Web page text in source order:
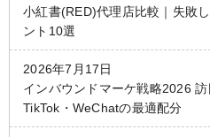
小紅書(RED)代理店比較｜失敗
ント10選
2026年7月17日
インバウンドマーケ戦略2026
TikTok・WeChatの最適配分